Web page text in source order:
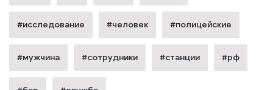
#исследование #человек #полицейские
#мужчина #сотрудники #станции #рф